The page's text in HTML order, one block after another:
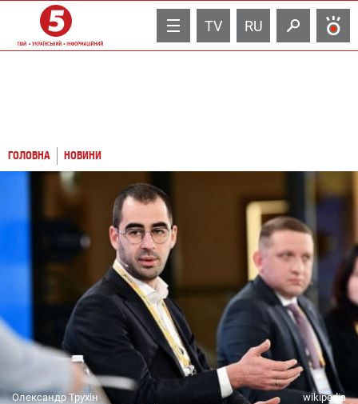
TV RU
ГОЛОВНА НОВИНИ
Олександр Трухін wikipedia